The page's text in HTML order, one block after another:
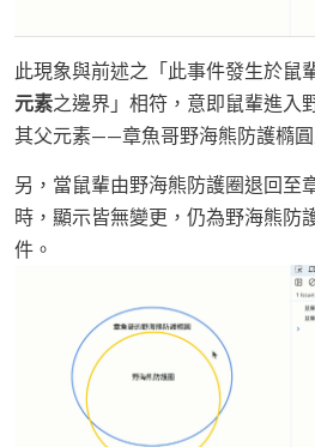
此現象與前述之「此事件發生於鼠
元素之邊界」相符，意即鼠輩進入
其父元素——章魚哥野海熊防護橢圓
另，當鼠輩由野海熊防護圈退回至
時，顯示皆無變更，仍為野海熊防
件。